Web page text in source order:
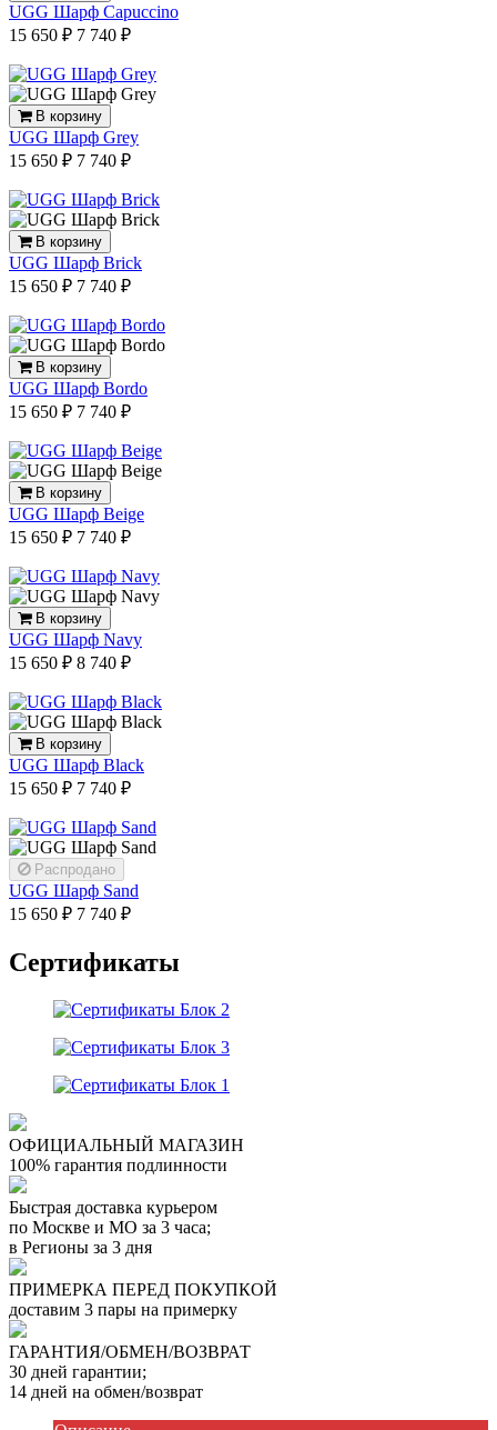
UGG Шарф Capuccino
15 650 ₽ 7 740 ₽
В корзину
UGG Шарф Grey
15 650 ₽ 7 740 ₽
В корзину
UGG Шарф Brick
15 650 ₽ 7 740 ₽
В корзину
UGG Шарф Bordo
15 650 ₽ 7 740 ₽
В корзину
UGG Шарф Beige
15 650 ₽ 7 740 ₽
В корзину
UGG Шарф Navy
15 650 ₽ 8 740 ₽
В корзину
UGG Шарф Black
15 650 ₽ 7 740 ₽
Распродано
UGG Шарф Sand
15 650 ₽ 7 740 ₽
Сертификаты
ОФИЦИАЛЬНЫЙ МАГАЗИН
100% гарантия подлинности
Быстрая доставка курьером
по Москве и МО за 3 часа;
в Регионы за 3 дня
ПРИМЕРКА ПЕРЕД ПОКУПКОЙ
доставим 3 пары на примерку
ГАРАНТИЯ/ОБМЕН/ВОЗВРАТ
30 дней гарантии;
14 дней на обмен/возврат